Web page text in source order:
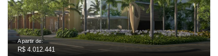
A partir de:
R$ 4.012.441